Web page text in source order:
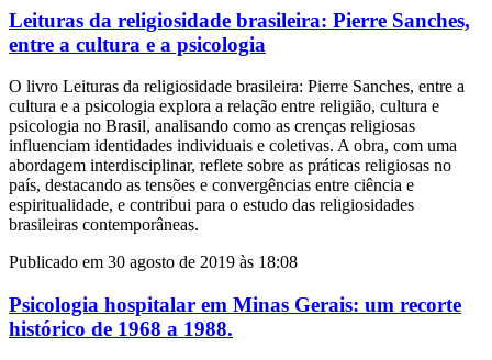
Leituras da religiosidade brasileira: Pierre Sanches,
entre a cultura e a psicologia
O livro Leituras da religiosidade brasileira: Pierre Sanches, entre a
cultura e a psicologia explora a relação entre religião, cultura e
psicologia no Brasil, analisando como as crenças religiosas
influenciam identidades individuais e coletivas. A obra, com uma
abordagem interdisciplinar, reflete sobre as práticas religiosas no
país, destacando as tensões e convergências entre ciência e
espiritualidade, e contribui para o estudo das religiosidades
brasileiras contemporâneas.
Publicado em 30 agosto de 2019 às 18:08
Psicologia hospitalar em Minas Gerais: um recorte
histórico de 1968 a 1988.